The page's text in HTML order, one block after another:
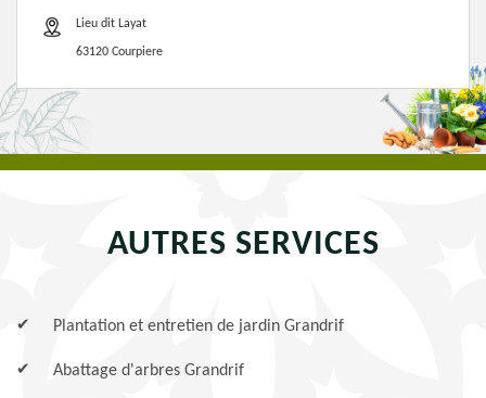
Lieu dit Layat
63120 Courpiere
AUTRES SERVICES
Plantation et entretien de jardin Grandrif
Abattage d'arbres Grandrif